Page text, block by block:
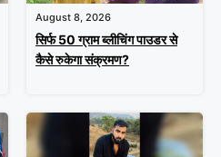
August 8, 2026
सिर्फ 50 ग्राम ब्लीचिंग पाउडर से
कैसे रुकेगा संक्रमण?